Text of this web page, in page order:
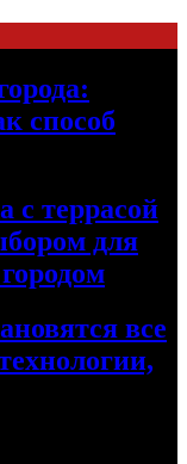
способ
с террасой
для
все